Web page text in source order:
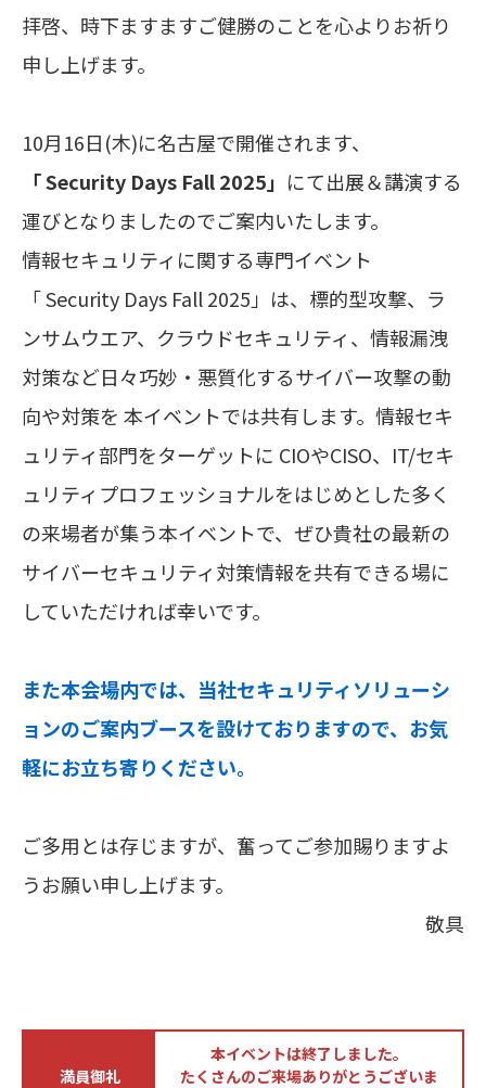
拝啓、時下ますますご健勝のことを心よりお祈り
申し上げます。
10月16日(木)に名古屋で開催されます、
「Security Days Fall 2025」 にて出展＆講演する
運びとなりましたのでご案内いたします。
情報セキュリティに関する専門イベント
「 Security Days Fall 2025」は、標的型攻撃、ラ
ンサムウエア、クラウドセキュリティ、情報漏洩
対策など日々巧妙・悪質化するサイバー攻撃の動
向や対策を 本イベントでは共有します。情報セキ
ュリティ部門をターゲットに CIOやCISO、IT/セキ
ュリティプロフェッショナルをはじめとした多く
の来場者が集う本イベントで、ぜひ貴社の最新の
サイバーセキュリティ対策情報を共有できる場に
していただければ幸いです。
また本会場内では、当社セキュリティソリューシ
ョンのご案内ブースを設けておりますので、お気
軽にお立ち寄りください。
ご多用とは存じますが、奮ってご参加賜りますよ
うお願い申し上げます。
敬具
満員御礼
本イベントは終了しました。
たくさんのご来場ありがとうございま